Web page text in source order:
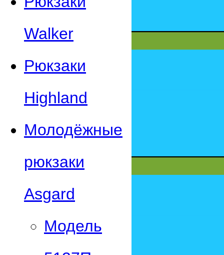
Walker
Рюкзаки
Highland
Молодёжные
рюкзаки
Asgard
Модель